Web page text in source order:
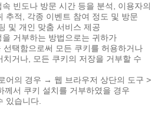
빈도나 방문 시간 등을 분석, 이용자의
추적, 각종 이벤트 참여 정도 및 방문
및 개인 맞춤 서비스 제공
거부하는 방법으로는 귀하가
택함으로써 모든 쿠키를 허용하거나
거나, 모든 쿠키의 저장을 거부할 수
어의 경우 → 웹 브라우저 상단의 도구 >
께서 쿠키 설치를 거부하였을 경우
있습니다.